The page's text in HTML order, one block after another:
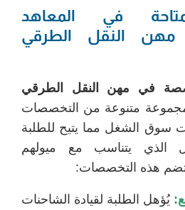
في المعاهد
النقل الطرقي
في مهن النقل الطرقي
متنوعة من التخصصات
سوق الشغل مما يتيح للطلبة
الذي يتناسب مع ميولهم
هذه التخصصات:
يُؤهل الطلبة لقيادة الشاحنات